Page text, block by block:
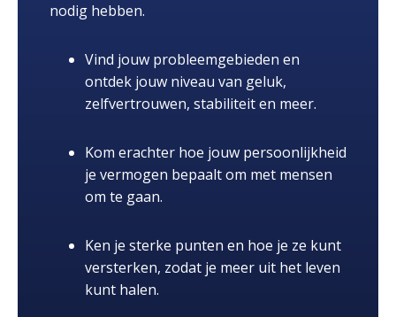
nodig hebben.
Vind jouw probleemgebieden en
ontdek jouw niveau van geluk,
zelfvertrouwen, stabiliteit en meer.
Kom erachter hoe jouw persoonlijkheid
je vermogen bepaalt om met mensen
om te gaan.
Ken je sterke punten en hoe je ze kunt
versterken, zodat je meer uit het leven
kunt halen.